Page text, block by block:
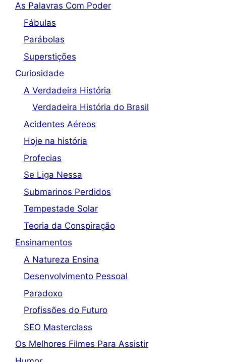
As Palavras Com Poder
Fábulas
Parábolas
Superstições
Curiosidade
A Verdadeira História
Verdadeira História do Brasil
Acidentes Aéreos
Hoje na história
Profecias
Se Liga Nessa
Submarinos Perdidos
Tempestade Solar
Teoria da Conspiração
Ensinamentos
A Natureza Ensina
Desenvolvimento Pessoal
Paradoxo
Profissões do Futuro
SEO Masterclass
Os Melhores Filmes Para Assistir